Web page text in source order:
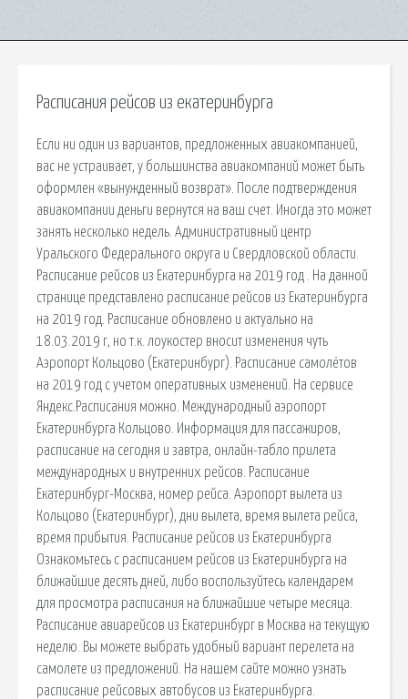
Расписания рейсов из екатеринбурга
Если ни один из вариантов, предложенных авиакомпанией,
вас не устраивает, у большинства авиакомпаний может быть
оформлен «вынужденный возврат». После подтверждения
авиакомпании деньги вернутся на ваш счет. Иногда это может
занять несколько недель. Административный центр
Уральского Федерального округа и Свердловской области.
Расписание рейсов из Екатеринбурга на 2019 год . На данной
странице представлено расписание рейсов из Екатеринбурга
на 2019 год. Расписание обновлено и актуально на
18.03.2019 г, но т.к. лоукостер вносит изменения чуть
Аэропорт Кольцово (Екатеринбург). Расписание самолётов
на 2019 год с учетом оперативных изменений. На сервисе
Яндекс.Расписания можно. Международный аэропорт
Екатеринбурга Кольцово. Информация для пассажиров,
расписание на сегодня и завтра, онлайн-табло прилета
международных и внутренних рейсов. Расписание
Екатеринбург-Москва, номер рейса. Аэропорт вылета из
Кольцово (Екатеринбург), дни вылета, время вылета рейса,
время прибытия. Расписание рейсов из Екатеринбурга
Ознакомьтесь с расписанием рейсов из Екатеринбурга на
ближайшие десять дней, либо воспользуйтесь календарем
для просмотра расписания на ближайшие четыре месяца.
Расписание авиарейсов из Екатеринбург в Москва на текущую
неделю. Вы можете выбрать удобный вариант перелета на
самолете из предложений. На нашем сайте можно узнать
расписание рейсовых автобусов из Екатеринбурга.